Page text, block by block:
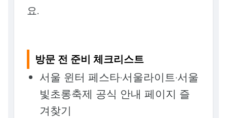
요.
방문 전 준비 체크리스트
서울 윈터 페스타·서울라이트·서울
빛초롱축제 공식 안내 페이지 즐
겨찾기